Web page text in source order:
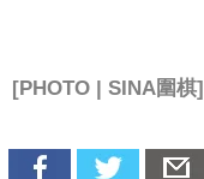
[PHOTO | SINA圍棋]